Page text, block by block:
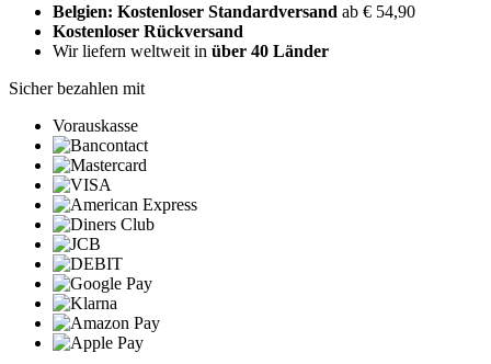
Belgien: Kostenloser Standardversand ab € 54,90
Kostenloser Rückversand
Wir liefern weltweit in über 40 Länder
Sicher bezahlen mit
Vorauskasse